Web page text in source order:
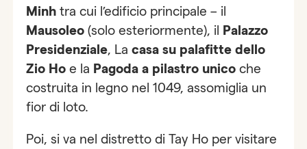
Minh tra cui l’edificio principale – il
Mausoleo (solo esteriormente), il Palazzo
Presidenziale, Lacasa su palafitte dello
Zio Ho e la Pagoda a pilastro unico che
costruita in legno nel 1049, assomiglia un
fior di loto.
Poi, si va nel distretto di Tay Ho per visitare